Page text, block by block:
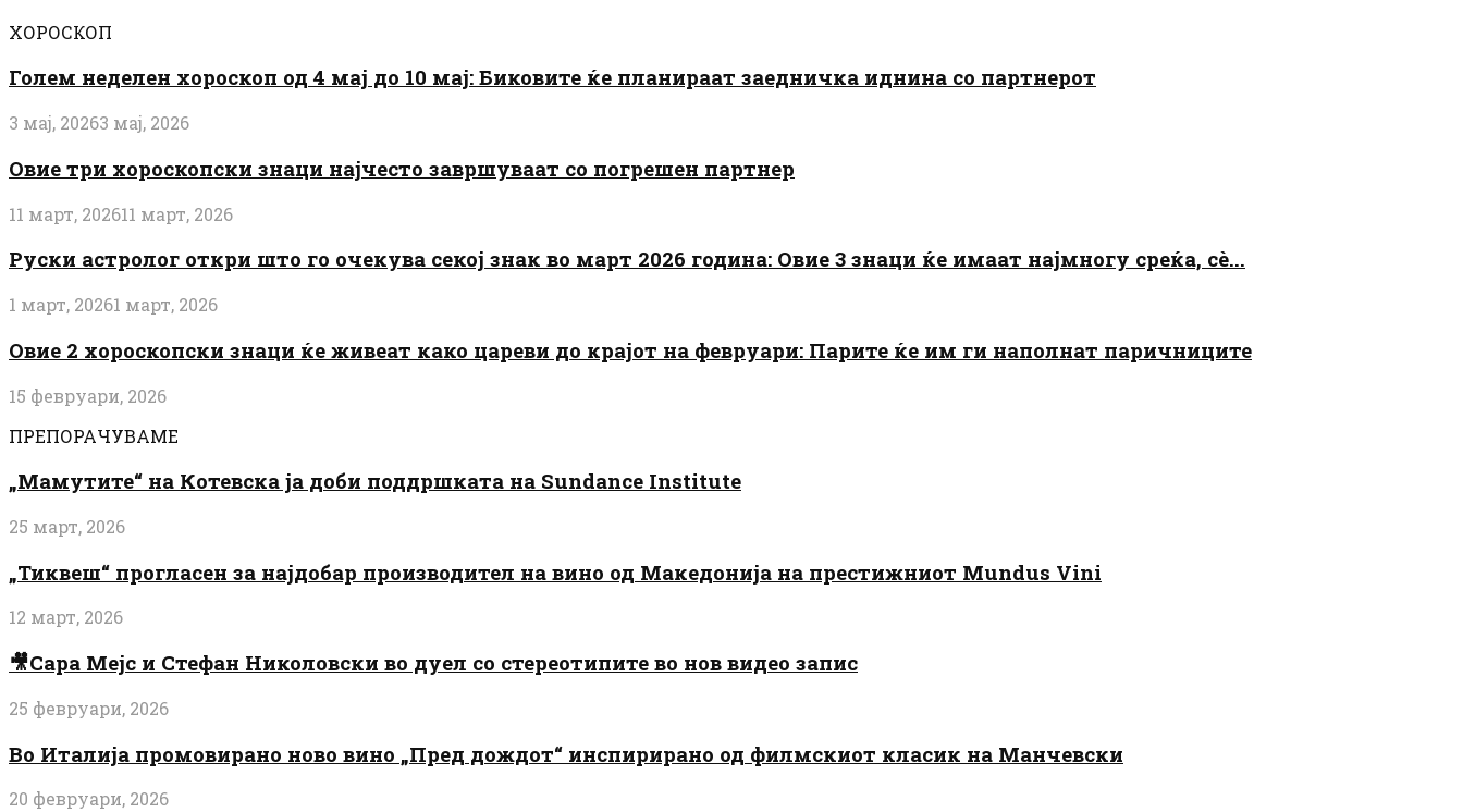
ХОРОСКОП
Голем неделен хороскоп од 4 мај до 10 мај: Биковите ќе планираат заедничка иднина со партнерот
3 мај, 20263 мај, 2026
Овие три хороскопски знаци најчесто завршуваат со погрешен партнер
11 март, 202611 март, 2026
Руски астролог откри што го очекува секој знак во март 2026 година: Овие 3 знаци ќе имаат најмногу среќа, сè...
1 март, 20261 март, 2026
Овие 2 хороскопски знаци ќе живеат како цареви до крајот на февруари: Парите ќе им ги наполнат паричниците
15 февруари, 2026
ПРЕПОРАЧУВАМЕ
„Мамутите“ на Котевска ја доби поддршката на Sundance Institute
25 март, 2026
„Тиквеш“ прогласен за најдобар производител на вино од Македонија на престижниот Mundus Vini
12 март, 2026
🎥Сара Мејс и Стефан Николовски во дуел со стереотипите во нов видео запис
25 февруари, 2026
Во Италија промовирано ново вино „Пред дождот“ инспирирано од филмскиот класик на Манчевски
20 февруари, 2026